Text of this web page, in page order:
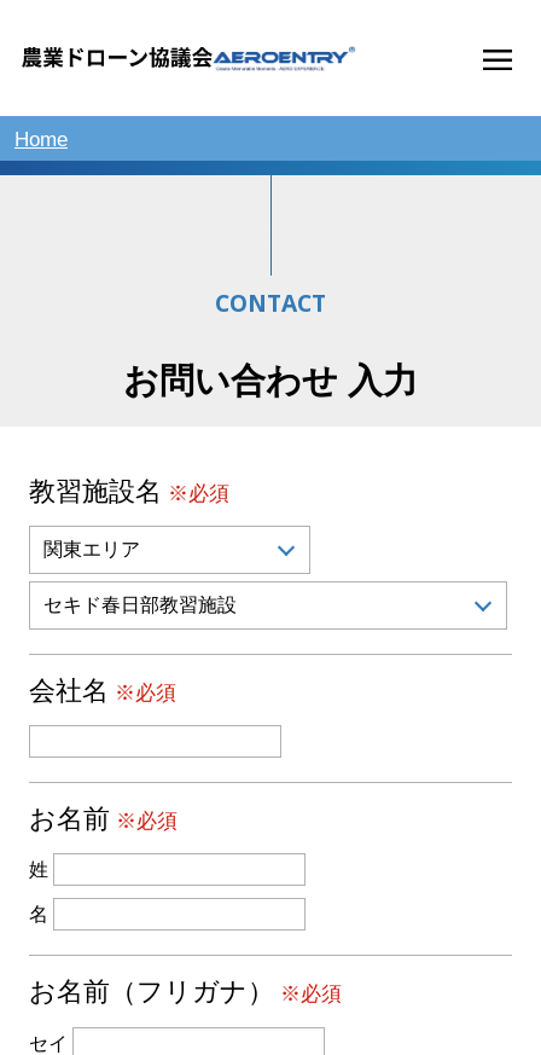
Home
CONTACT
お問い合わせ 入力
教習施設名 ※必須
会社名 ※必須
お名前 ※必須
姓
名
お名前（フリガナ） ※必須
セイ